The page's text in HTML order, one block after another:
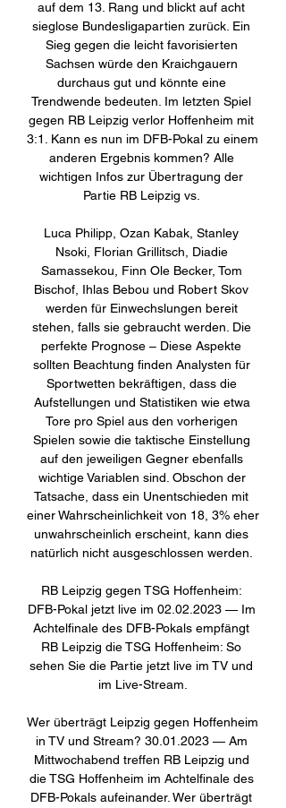
auf dem 13. Rang und blickt auf acht
sieglose Bundesligapartien zurück. Ein
Sieg gegen die leicht favorisierten
Sachsen würde den Kraichgauern
durchaus gut und könnte eine
Trendwende bedeuten. Im letzten Spiel
gegen RB Leipzig verlor Hoffenheim mit
3:1. Kann es nun im DFB-Pokal zu einem
anderen Ergebnis kommen? Alle
wichtigen Infos zur Übertragung der
Partie RB Leipzig vs.
Luca Philipp, Ozan Kabak, Stanley
Nsoki, Florian Grillitsch, Diadie
Samassekou, Finn Ole Becker, Tom
Bischof, Ihlas Bebou und Robert Skov
werden für Einwechslungen bereit
stehen, falls sie gebraucht werden. Die
perfekte Prognose – Diese Aspekte
sollten Beachtung finden Analysten für
Sportwetten bekräftigen, dass die
Aufstellungen und Statistiken wie etwa
Tore pro Spiel aus den vorherigen
Spielen sowie die taktische Einstellung
auf den jeweiligen Gegner ebenfalls
wichtige Variablen sind. Obschon der
Tatsache, dass ein Unentschieden mit
einer Wahrscheinlichkeit von 18, 3% eher
unwahrscheinlich erscheint, kann dies
natürlich nicht ausgeschlossen werden.
RB Leipzig gegen TSG Hoffenheim:
DFB-Pokal jetzt live im 02.02.2023 — Im
Achtelfinale des DFB-Pokals empfängt
RB Leipzig die TSG Hoffenheim: So
sehen Sie die Partie jetzt live im TV und
im Live-Stream.
Wer überträgt Leipzig gegen Hoffenheim
in TV und Stream? 30.01.2023 — Am
Mittwochabend treffen RB Leipzig und
die TSG Hoffenheim im Achtelfinale des
DFB-Pokals aufeinander. Wer überträgt